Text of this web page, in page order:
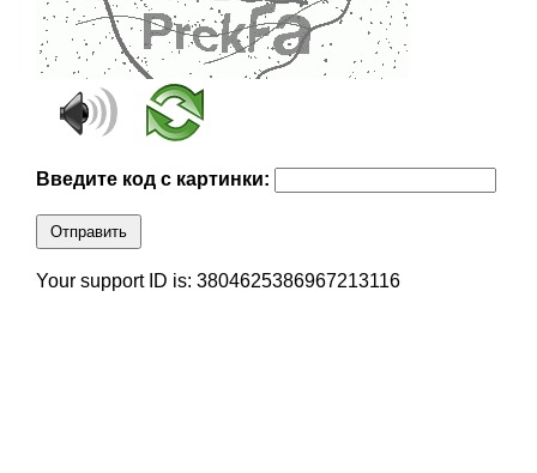
Введите код с картинки:
Отправить
Your support ID is: 3804625386967213116